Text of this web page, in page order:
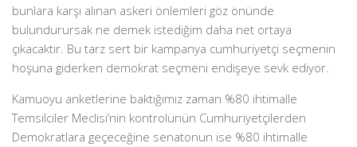
bunlara karşı alınan askeri önlemleri göz önünde
bulundurursak ne demek istediğim daha net ortaya
çıkacaktır. Bu tarz sert bir kampanya cumhuriyetçi seçmenin
hoşuna giderken demokrat seçmeni endişeye sevk ediyor.
Kamuoyu anketlerine baktığımız zaman %80 ihtimalle
Temsilciler Meclisi’nin kontrolünün Cumhuriyetçilerden
Demokratlara geçeceğine senatonun ise %80 ihtimalle